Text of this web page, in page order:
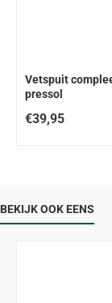
Vetspuit
pressol
€39,95
BEKIJK OOK EENS